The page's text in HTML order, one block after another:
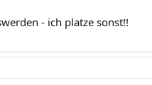
- ich platze sonst!!